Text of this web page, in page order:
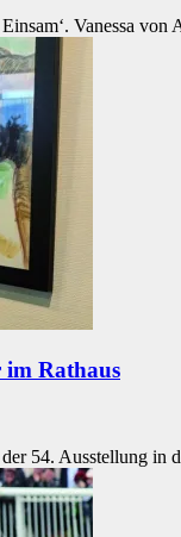
Vanessa
im Rathaus
54. Ausstellung in